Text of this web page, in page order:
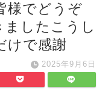
様でどうぞ
ました こうし
けで感謝
2025年9月6日